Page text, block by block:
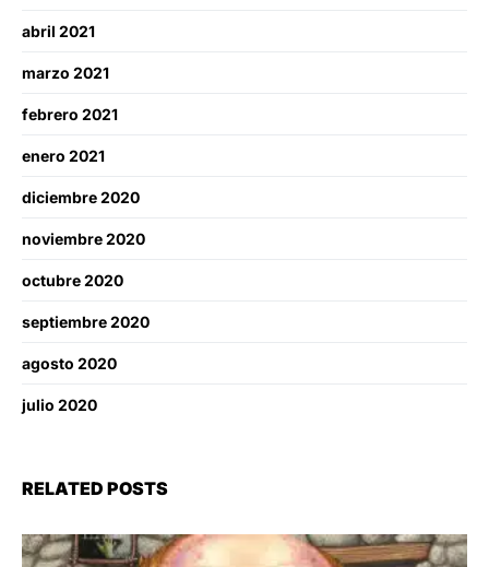
abril 2021
marzo 2021
febrero 2021
enero 2021
diciembre 2020
noviembre 2020
octubre 2020
septiembre 2020
agosto 2020
julio 2020
RELATED POSTS